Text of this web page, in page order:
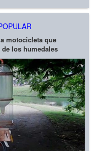
motocicleta que
los humedales